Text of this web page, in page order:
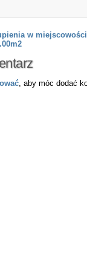
w
, aby móc dodać